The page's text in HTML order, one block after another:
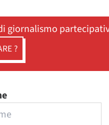
giornalismo
?